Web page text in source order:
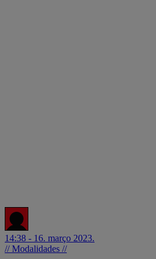
14:38 - 16. março 2023.
// Modalidades //